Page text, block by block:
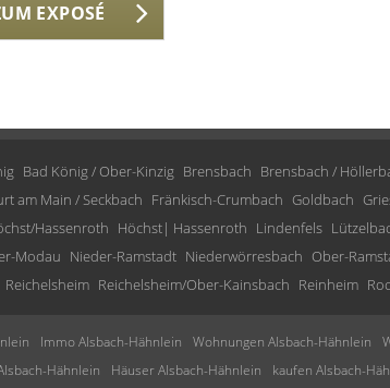
EXPOSÉ
Bad König / Ober-Kinzig Brensbach Brensbach /
am Main / Seckbach Fränkisch-Crumbach Goldbach
Hassenroth Höchst| Hassenroth Lindenfels
Modau Nieder-Ramstadt Niederwörresbach Ober-
Reichelsheim Reichelsheim/Ober-Kainsbach Reinheim
Immo Alsbach-Hähnlein Wohnungen Alsbach-Hähnlein
Hähnlein Häuser Alsbach-Hähnlein kaufen Alsbach-